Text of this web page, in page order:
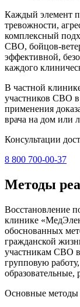
Каждый элемент
тревожности,
комплексный
СВО, бойцов-
эффективной,
каждого
В частной
участников СВО
применения
врача на дом или
Консультации
8 800 700-00-37
Методы
Восстановление
клинике
обоснованных
гражданской
участникам СВО
групповую
Основные методы